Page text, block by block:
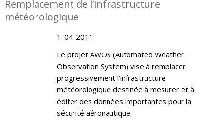
Remplacement de l’infrastructure
météorologique
1-04-2011
Le projet AWOS (Automated Weather
Observation System) vise à remplacer
progressivement l’infrastructure
météorologique destinée à mesurer et à
éditer des données importantes pour la
sécurité aéronautique.